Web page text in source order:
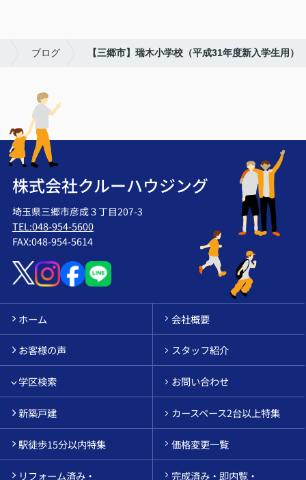
ブログ 【三郷市】瑞木小学校（平成31年度新入学生用）
株式会社クルーハウジング
埼玉県三郷市彦成３丁目207-3
TEL:048-954-5600
FAX:048-954-5614
ホーム 会社概要
お客様の声 スタッフ紹介
学区検索 お問い合わせ
新築戸建 カースペース2台以上特集
駅徒歩15分以内特集 価格変更一覧
リフォーム済み・ 完成済み・即内覧・